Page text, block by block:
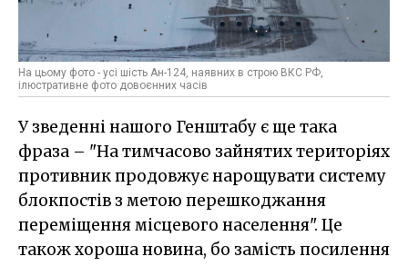
На цьому фото - усі шість Ан-124, наявних в строю ВКС РФ,
ілюстративне фото довоєнних часів
У зведенні нашого Генштабу є ще така
фраза – "На тимчасово зайнятих територіях
противник продовжує нарощувати систему
блокпостів з метою перешкоджання
переміщення місцевого населення". Це
також хороша новина, бо замість посилення